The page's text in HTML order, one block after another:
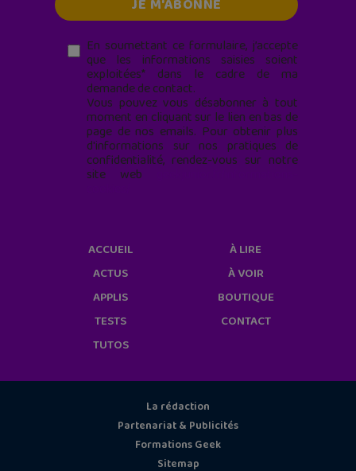
En soumettant ce formulaire, j’accepte
que les informations saisies soient
exploitées* dans le cadre de ma
demande de contact.
Vous pouvez vous désabonner à tout
moment en cliquant sur le lien en bas de
page de nos emails. Pour obtenir plus
d'informations sur nos pratiques de
confidentialité, rendez-vous sur notre
site web
ACCUEIL
ACTUS
APPLIS
TESTS
TUTOS
À LIRE
À VOIR
BOUTIQUE
CONTACT
La rédaction
Partenariat & Publicités
Formations Geek
Sitemap